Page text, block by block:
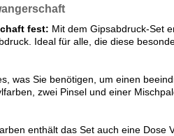
fest: Mit dem Gipsabdruck-Set
Ideal für alle, die diese
was Sie benötigen, um einen
zwei Pinsel und einer
enthält das Set auch eine Dose